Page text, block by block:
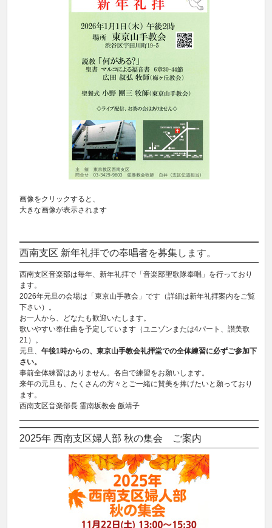
画像をクリックすると、
大きな画像が表示されます
西南支区 新年礼拝での奉唱者を募集します。
西南支区音楽部は毎年、新年礼拝で「音楽部聖歌隊奉唱」を行っており
ます。
2026年元旦の会場は「東京山手教会」です（詳細は新年礼拝案内をご覧
下さい）。
お一人から、どなたも歓迎いたします。
歌いやすい奉仕曲を予定しています（ユニゾンまたは4パート、讃美歌
21）。
元旦、午後1時からの、東京山手教会礼拝堂での全体練習に必ずご参加下
さい。
事前全体練習はありません。各自で練習をお願いします。
来年の元旦も、たくさんの方々とご一緒に賛美を捧げたいと願っており
ます。
西南支区音楽部長 霊南坂教会 飯靖子
2025年 西南支区婦人部 秋の集会 ご案内